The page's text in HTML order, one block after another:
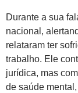
Durante a sua
nacional,
relataram ter
trabalho. Ele
jurídica, mas
de saúde